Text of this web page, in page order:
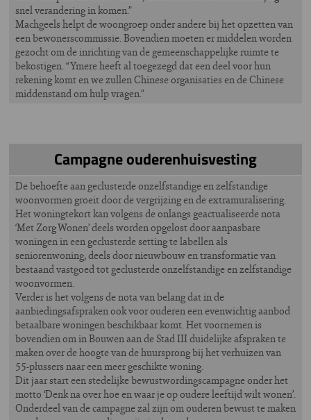
snel verandering in komen.”
Machgeels helpt de woongroep onder andere bij het opzetten van
een bewonerscommissie. Bovendien moeten er middelen worden
gezocht om de inrichting van de gemeenschappelijke ruimte te
bekostigen. “Ymere heeft al toegezegd dat een deel voor hun
rekening komt en we zullen Chinese organisaties en de Chinese
middenstand om hulp vragen.”
Campagne ouderenhuisvesting
De behoefte aan geclusterde onzelfstandige en zelfstandige
woonvormen groeit door de vergrijzing en de extramuralisering.
Het woningtekort kan volgens de onlangs geactualiseerde nota
‘Met Zorg Wonen’ deels worden opgelost door aanpasbare
woningen in een geclusterde setting te labellen als
seniorenwoning, deels door nieuwbouw en transformatie van
bestaand vastgoed tot geclusterde onzelfstandige en zelfstandige
woonvormen.
Verder is het volgens de nota van belang dat in de
aanbiedingsafspraken ook voor ouderen een evenwichtig aanbod
betaalbare woningen beschikbaar komt. Het voornemen is
bovendien om in Bouwen aan de Stad III duidelijke afspraken te
maken over de hoogte van de huursprong bij het verhuizen van
55-plussers naar een meer geschikte woning.
Dit jaar start een stedelijke bewustwordingscampagne onder het
motto ‘Denk na over hoe en waar je op oudere leeftijd wilt wonen’.
Onderdeel van de campagne zal zijn om ouderen bewust te maken